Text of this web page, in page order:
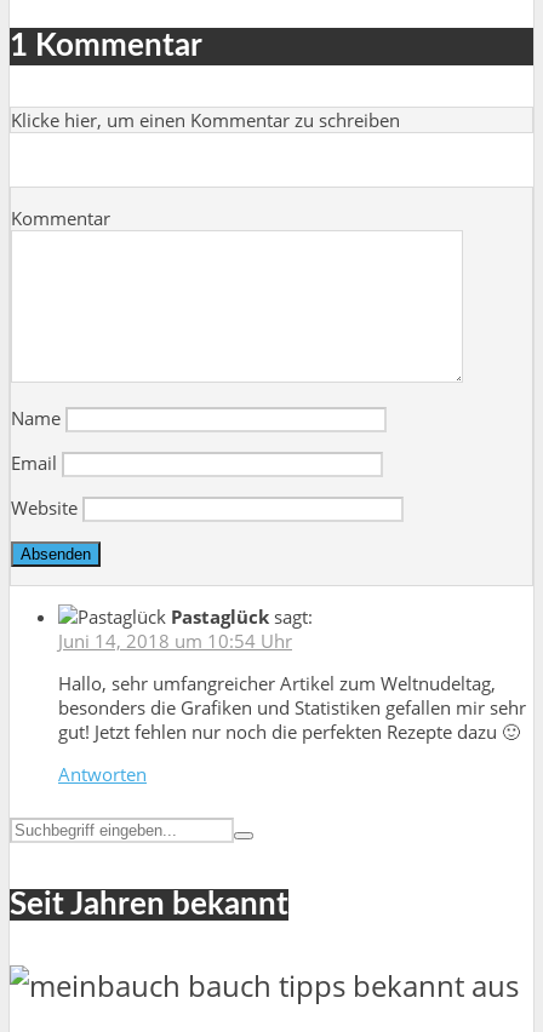
1 Kommentar
Klicke hier, um einen Kommentar zu schreiben
Kommentar
Name
Email
Website
Pastaglück sagt:
Juni 14, 2018 um 10:54 Uhr
Hallo, sehr umfangreicher Artikel zum Weltnudeltag,
besonders die Grafiken und Statistiken gefallen mir sehr
gut! Jetzt fehlen nur noch die perfekten Rezepte dazu 🙂
Antworten
Seit Jahren bekannt